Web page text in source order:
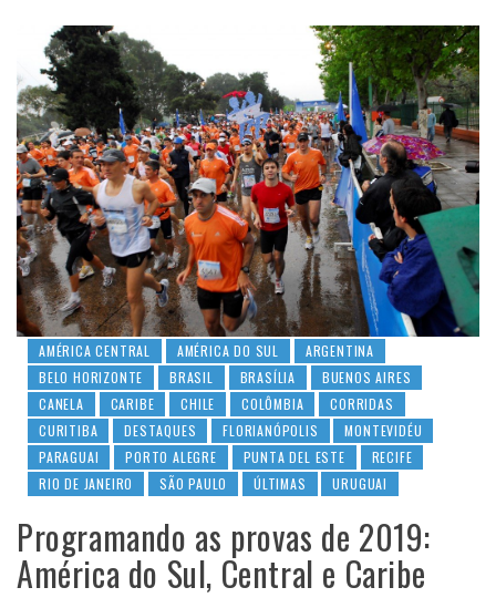
AMÉRICA CENTRAL AMÉRICA DO SUL
ARGENTINA
BELO HORIZONTE
BRASIL BRASÍLIA
BUENOS AIRES
CANELA
CARIBE CHILE COLÔMBIA
CORRIDAS
CURITIBA
DESTAQUES FLORIANÓPOLIS
MONTEVIDÉU
PARAGUAI
PORTO ALEGRE PUNTA DEL ESTE
RECIFE
RIO DE JANEIRO
SÃO PAULO ÚLTIMAS URUGUAI
Programando as provas de 2019:
América do Sul, Central e Caribe